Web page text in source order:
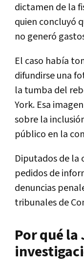
dictamen de la
quien concluyó
no generó
El caso había
difundirse una
la tumba del
York. Esa
sobre la
público en la
Diputados de la
pedidos de
denuncias
tribunales de
Por qué